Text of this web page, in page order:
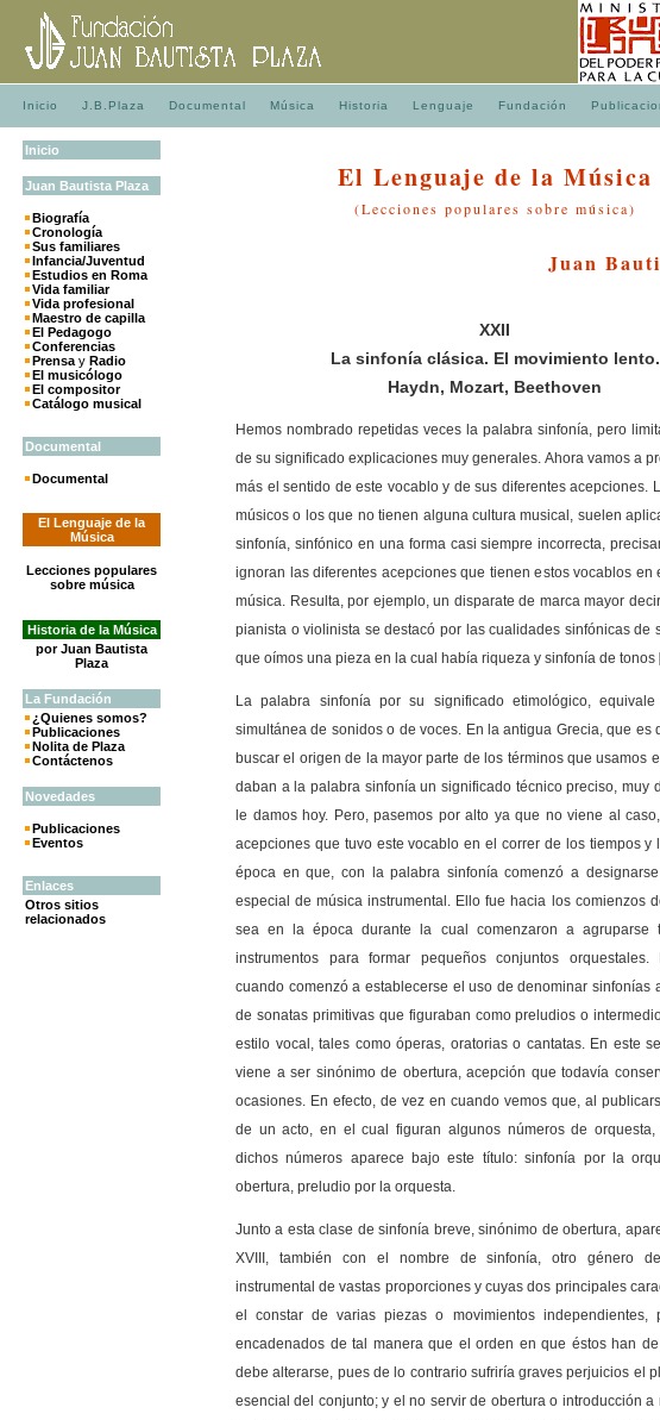
Inicio J.B.Plaza Documental Música Historia Lenguaje Fundación
Inicio
Juan Bautista Plaza
Biografía
Cronología
Sus familiares
Infancia/Juventud
Estudios en Roma
Vida familiar
Vida profesional
Maestro de capilla
El Pedagogo
Conferencias
Prensa y Radio
El musicólogo
El compositor
Catálogo musical
Documental
Documental
El Lenguaje de la
Música
Lecciones populares
sobre música
Historia de la Música
por Juan Bautista
Plaza
La Fundación
¿Quienes somos?
Publicaciones
Nolita de Plaza
Contáctenos
Novedades
Publicaciones
Eventos
Enlaces
Otros sitios
relacionados
El Lenguaje de la Música
(Lecciones populares sobre música)
Juan
XXII
La sinfonía clásica. El movimiento lento.
Haydn, Mozart, Beethoven
Hemos nombrado repetidas veces la palabra sinfonía, pero
de su significado explicaciones muy generales. Ahora vamos a
más el sentido de este vocablo y de sus diferentes acepciones.
músicos o los que no tienen alguna cultura musical, suelen
sinfonía, sinfónico en una forma casi siempre incorrecta,
ignoran las diferentes acepciones que tienen estos vocablos en
música. Resulta, por ejemplo, un disparate de marca mayor
pianista o violinista se destacó por las cualidades sinfónicas de
que oímos una pieza en la cual había riqueza y sinfonía de tonos
La palabra sinfonía por su significado etimológico,
simultánea de sonidos o de voces. En la antigua Grecia, que es
buscar el origen de la mayor parte de los términos que usamos
daban a la palabra sinfonía un significado técnico preciso, muy
le damos hoy. Pero, pasemos por alto ya que no viene al
acepciones que tuvo este vocablo en el correr de los tiempos y
época en que, con la palabra sinfonía comenzó a
especial de música instrumental. Ello fue hacia los comienzos
sea en la época durante la cual comenzaron a agruparse
instrumentos para formar pequeños conjuntos orquestales.
cuando comenzó a establecerse el uso de denominar sinfonías
de sonatas primitivas que figuraban como preludios o
estilo vocal, tales como óperas, oratorias o cantatas. En este
viene a ser sinónimo de obertura, acepción que todavía
ocasiones. En efecto, de vez en cuando vemos que, al
de un acto, en el cual figuran algunos números de
dichos números aparece bajo este título: sinfonía por la
obertura, preludio por la orquesta.
Junto a esta clase de sinfonía breve, sinónimo de obertura,
XVIII, también con el nombre de sinfonía, otro género de
instrumental de vastas proporciones y cuyas dos principales
el constar de varias piezas o movimientos
encadenados de tal manera que el orden en que éstos han
debe alterarse, pues de lo contrario sufriría graves perjuicios el
esencial del conjunto; y el no servir de obertura o introducción a